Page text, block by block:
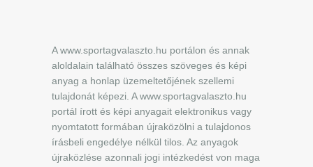
A www.sportagvalaszto.hu portálon és annak
aloldalain található összes szöveges és képi
anyag a honlap üzemeltetőjének szellemi
tulajdonát képezi. A www.sportagvalaszto.hu
portál írott és képi anyagait elektronikus vagy
nyomtatott formában újraközölni a tulajdonos
írásbeli engedélye nélkül tilos. Az anyagok
újraközlése azonnali jogi intézkedést von maga